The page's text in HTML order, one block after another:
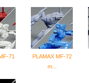
71
PLAMAX MF-72
m...